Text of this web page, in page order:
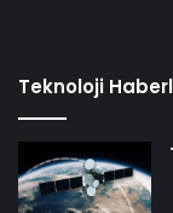
Teknoloji